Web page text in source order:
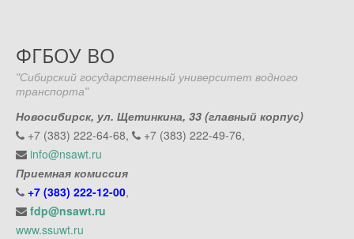
ФГБОУ ВО
"Сибирский государственный университет водного
транспорта"
Новосибирск, ул. Щетинкина, 33 (главный корпус)
+7 (383) 222-64-68,
+7 (383) 222-49-76,
info@nsawt.ru
Приемная комиссия
+7 (383) 222-12-00,
fdp@nsawt.ru
www.ssuwt.ru